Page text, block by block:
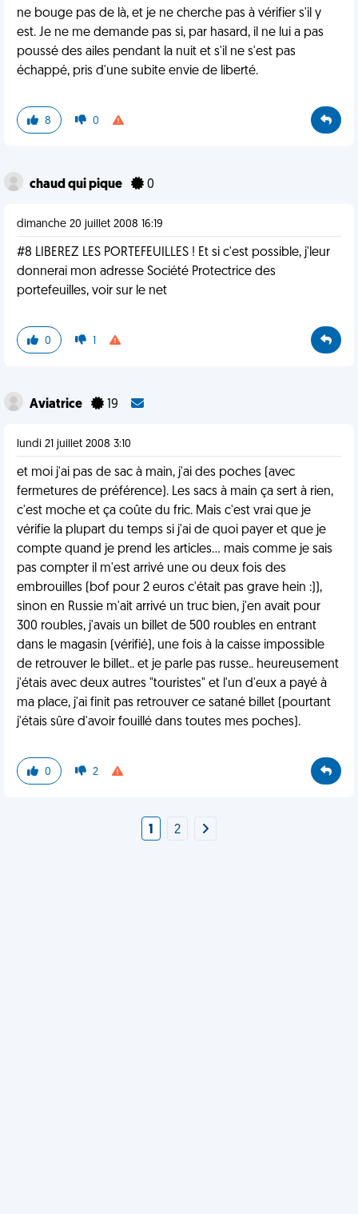
ne bouge pas de là, et je ne cherche pas à vérifier s'il y
est. Je ne me demande pas si, par hasard, il ne lui a pas
poussé des ailes pendant la nuit et s'il ne s'est pas
échappé, pris d'une subite envie de liberté.
8 0
chaud qui pique 0
dimanche 20 juillet 2008 16:19
#8 LIBEREZ LES PORTEFEUILLES ! Et si c'est possible, j'leur
donnerai mon adresse Société Protectrice des
portefeuilles, voir sur le net
0 1
Aviatrice 19
lundi 21 juillet 2008 3:10
et moi j'ai pas de sac à main, j'ai des poches (avec
fermetures de préférence). Les sacs à main ça sert à rien,
c'est moche et ça coûte du fric. Mais c'est vrai que je
vérifie la plupart du temps si j'ai de quoi payer et que je
compte quand je prend les articles... mais comme je sais
pas compter il m'est arrivé une ou deux fois des
embrouilles (bof pour 2 euros c'était pas grave hein :)),
sinon en Russie m'ait arrivé un truc bien, j'en avait pour
300 roubles, j'avais un billet de 500 roubles en entrant
dans le magasin (vérifié), une fois à la caisse impossible
de retrouver le billet.. et je parle pas russe.. heureusement
j'étais avec deux autres "touristes" et l'un d'eux a payé à
ma place, j'ai finit pas retrouver ce satané billet (pourtant
j'étais sûre d'avoir fouillé dans toutes mes poches).
0 2
1 2